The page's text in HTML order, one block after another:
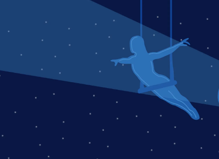
CONTROL DE MOVIMIENTOS
Durante todos estos años, hemos desarrollado
también una notable experiencia en instalaciones de
equipos y estructuras permanentes.
Pro.Rigging ha asumido con gran éxito el diseño y
proceso de fabricación, de varias aplicaciones
especiales para control de movimientos